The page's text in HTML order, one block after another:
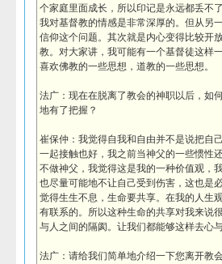
个家庭里面成长，所以印记是永远都丢不
我对基督教的情感是非常深厚的。但从另
信仰这个问题。其次就是内心变得比较开
教。对大家讲，我可能有一个基督徒这样
喜欢佛教的一些思想，道教的一些思想。
法广：现在在脱离了教会的神职以后，如
地有了把握？
崔保仲：我觉得自我和自由并不是说把自
一起接触也好，我之前当神父的一些惯性
不做神父，我觉得这是我的一种价值观，
也尽量可能地不让自己受到伤害，这也是
觉得生生不息，生命要共享。在我的人生
有联系的。所以这种生命的共享对我来说
与人之间的隔阂。让我们都能够这样去心与
法广：请给我们简单地介绍一下您离开教